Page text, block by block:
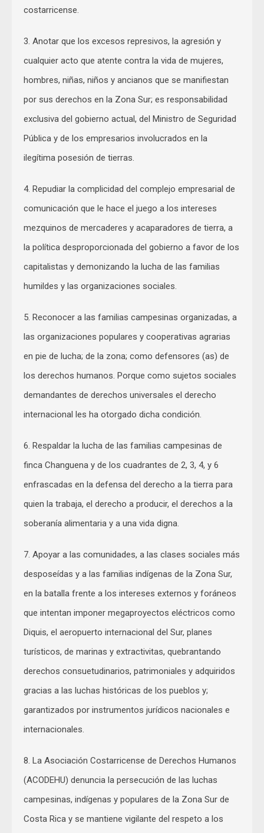
costarricense.
3. Anotar que los excesos represivos, la agresión y
cualquier acto que atente contra la vida de mujeres,
hombres, niñas, niños y ancianos que se manifiestan
por sus derechos en la Zona Sur; es responsabilidad
exclusiva del gobierno actual, del Ministro de Seguridad
Pública y de los empresarios involucrados en la
ilegítima posesión de tierras.
4. Repudiar la complicidad del complejo empresarial de
comunicación que le hace el juego a los intereses
mezquinos de mercaderes y acaparadores de tierra, a
la política desproporcionada del gobierno a favor de los
capitalistas y demonizando la lucha de las familias
humildes y las organizaciones sociales.
5. Reconocer a las familias campesinas organizadas, a
las organizaciones populares y cooperativas agrarias
en pie de lucha; de la zona; como defensores (as) de
los derechos humanos. Porque como sujetos sociales
demandantes de derechos universales el derecho
internacional les ha otorgado dicha condición.
6. Respaldar la lucha de las familias campesinas de
finca Changuena y de los cuadrantes de 2, 3, 4, y 6
enfrascadas en la defensa del derecho a la tierra para
quien la trabaja, el derecho a producir, el derechos a la
soberanía alimentaria y a una vida digna.
7. Apoyar a las comunidades, a las clases sociales más
desposeídas y a las familias indígenas de la Zona Sur,
en la batalla frente a los intereses externos y foráneos
que intentan imponer megaproyectos eléctricos como
Diquis, el aeropuerto internacional del Sur, planes
turísticos, de marinas y extractivitas, quebrantando
derechos consuetudinarios, patrimoniales y adquiridos
gracias a las luchas históricas de los pueblos y;
garantizados por instrumentos jurídicos nacionales e
internacionales.
8. La Asociación Costarricense de Derechos Humanos
(ACODEHU) denuncia la persecución de las luchas
campesinas, indígenas y populares de la Zona Sur de
Costa Rica y se mantiene vigilante del respeto a los